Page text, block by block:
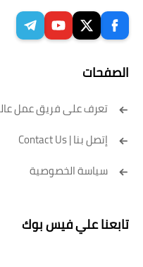
الصفحات
تعرف على فريق عمل
إتصل بنا | Contact Us
سياسة الخصوصية
تابعنا علي فيس بوك